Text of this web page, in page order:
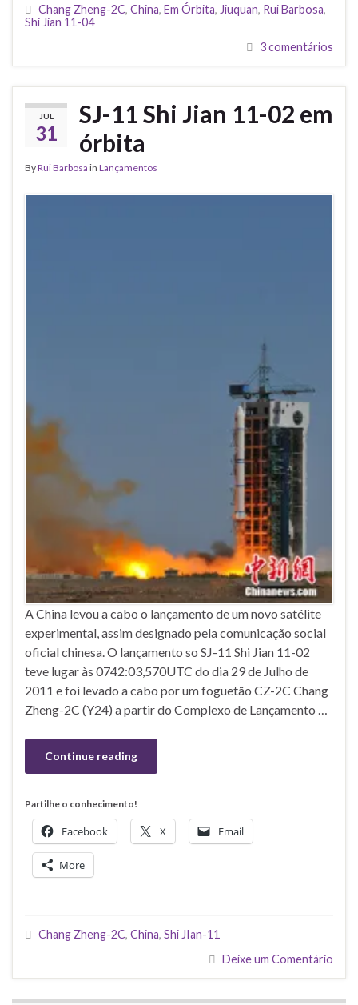
Chang Zheng-2C, China, Em Órbita, Jiuquan, Rui Barbosa,
Shi Jian 11-04
3 comentários
JUL
31
SJ-11 Shi Jian 11-02 em
órbita
ByRui Barbosa in Lançamentos
A China levou a cabo o lançamento de um novo satélite
experimental, assim designado pela comunicação social
oficial chinesa. O lançamento so SJ-11 Shi Jian 11-02
teve lugar às 0742:03,570UTC do dia 29 de Julho de
2011 e foi levado a cabo por um foguetão CZ-2C Chang
Zheng-2C (Y24) a partir do Complexo de Lançamento …
Continue reading
Partilhe o conhecimento!
Facebook X Email
More
Chang Zheng-2C, China, Shi JIan-11
Deixe um Comentário